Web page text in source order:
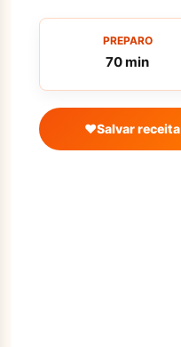
PREPARO
70 min
♥Salvar receita